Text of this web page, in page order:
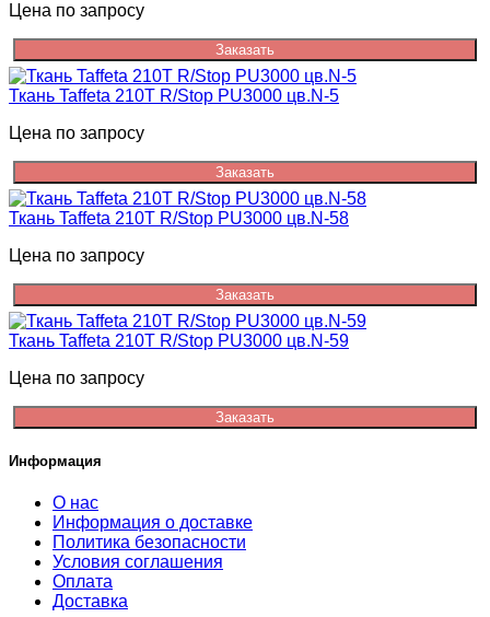
Цена по запросу
Заказать
Ткань Taffeta 210T R/Stop PU3000 цв.N-5
Цена по запросу
Заказать
Ткань Taffeta 210T R/Stop PU3000 цв.N-58
Цена по запросу
Заказать
Ткань Taffeta 210T R/Stop PU3000 цв.N-59
Цена по запросу
Заказать
Информация
О нас
Информация о доставке
Политика безопасности
Условия соглашения
Оплата
Доставка